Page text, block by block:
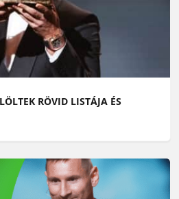
RÖVID LISTÁJA ÉS